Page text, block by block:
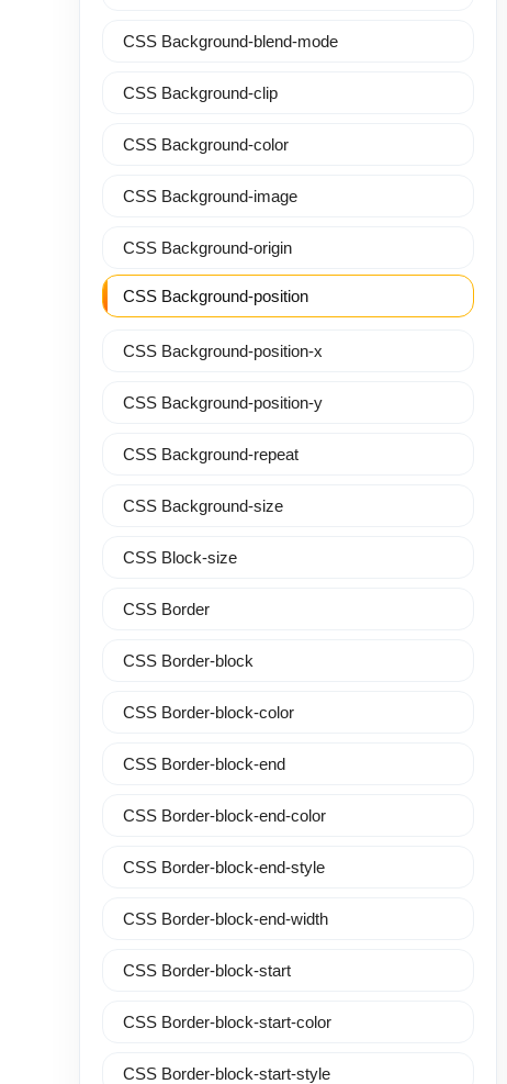
CSS Background-blend-mode
CSS Background-clip
CSS Background-color
CSS Background-image
CSS Background-origin
CSS Background-position
CSS Background-position-x
CSS Background-position-y
CSS Background-repeat
CSS Background-size
CSS Block-size
CSS Border
CSS Border-block
CSS Border-block-color
CSS Border-block-end
CSS Border-block-end-color
CSS Border-block-end-style
CSS Border-block-end-width
CSS Border-block-start
CSS Border-block-start-color
CSS Border-block-start-style